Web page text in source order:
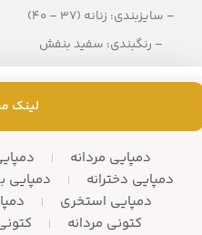
– سایزبندی: زنانه (37 – 40)
– رنگبندی: سفید بنفش
– تعداد در کارتن: 8 جفت
لینک
دمپایی مردانه
دمپایی دخترانه
دمپایی
دمپایی استخری
کتونی مردانه